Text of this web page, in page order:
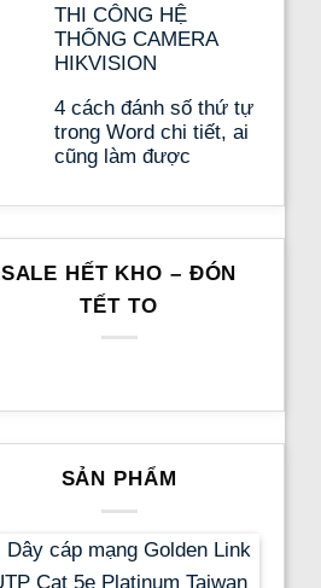
THI CÔNG HỆ
THỐNG CAMERA
HIKVISION
4 cách đánh số thứ tự
trong Word chi tiết, ai
cũng làm được
SALE HẾT KHO – ĐÓN
TẾT TO
SẢN PHẨM